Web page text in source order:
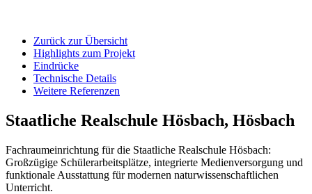
Zurück zur Übersicht
Highlights zum Projekt
Eindrücke
Technische Details
Weitere Referenzen
Staatliche Realschule Hösbach, Hösbach
Fachraumeinrichtung für die Staatliche Realschule Hösbach:
Großzügige Schülerarbeitsplätze, integrierte Medienversorgung und
funktionale Ausstattung für modernen naturwissenschaftlichen
Unterricht.